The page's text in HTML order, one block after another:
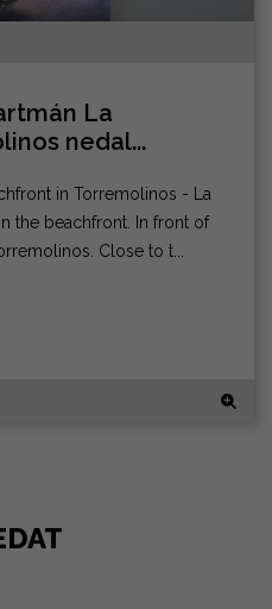
La
nedal...
in Torremolinos - La
the beachfront. In front of
Close to t...